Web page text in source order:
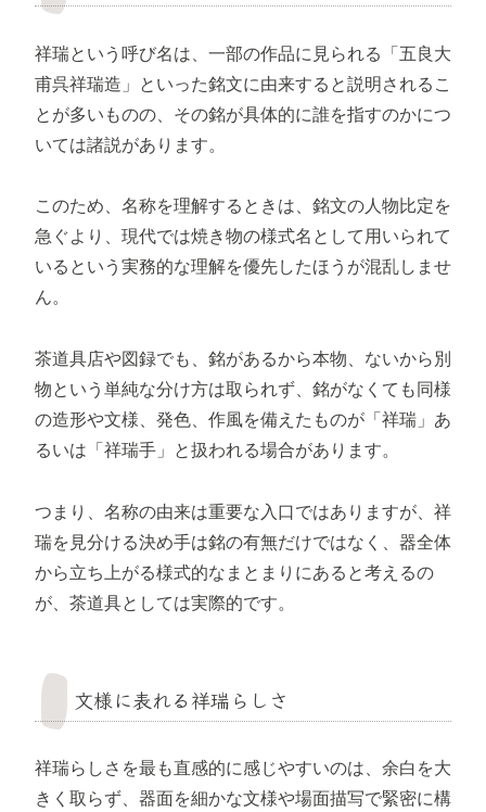
祥瑞という呼び名は、一部の作品に見られる「五良大
甫呉祥瑞造」といった銘文に由来すると説明されるこ
とが多いものの、その銘が具体的に誰を指すのかにつ
いては諸説があります。
このため、名称を理解するときは、銘文の人物比定を
急ぐより、現代では焼き物の様式名として用いられて
いるという実務的な理解を優先したほうが混乱しませ
ん。
茶道具店や図録でも、銘があるから本物、ないから別
物という単純な分け方は取られず、銘がなくても同様
の造形や文様、発色、作風を備えたものが「祥瑞」あ
るいは「祥瑞手」と扱われる場合があります。
つまり、名称の由来は重要な入口ではありますが、祥
瑞を見分ける決め手は銘の有無だけではなく、器全体
から立ち上がる様式的なまとまりにあると考えるの
が、茶道具としては実際的です。
文様に表れる祥瑞らしさ
祥瑞らしさを最も直感的に感じやすいのは、余白を大
きく取らず、器面を細かな文様や場面描写で緊密に構